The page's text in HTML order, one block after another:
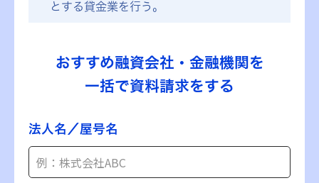
とする貸金業を行う。
おすすめ融資会社・金融機関を
一括で資料請求をする
法人名／屋号名